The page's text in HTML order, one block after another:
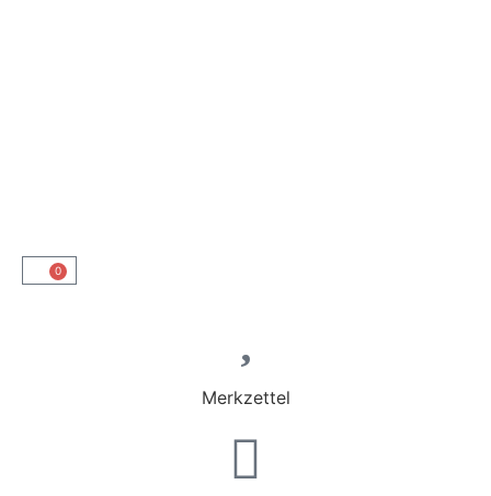
0
Merkzettel